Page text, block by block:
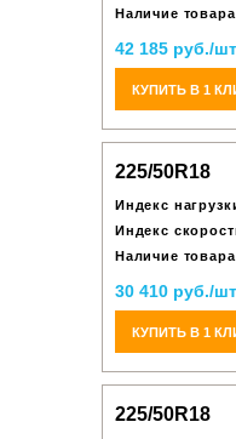
Наличие
42 185 руб./
КУПИТЬ В 1
225/50R18
Индекс
Индекс
Наличие
30 410 руб./
КУПИТЬ В 1
225/50R18